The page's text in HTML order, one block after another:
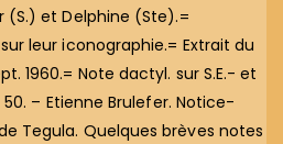
(S.) et Delphine (Ste).=
leur iconographie.= Extrait du
1960.= Note dactyl. sur S.E.- et
– Etienne Brulefer. Notice-
Tegula. Quelques brèves notes